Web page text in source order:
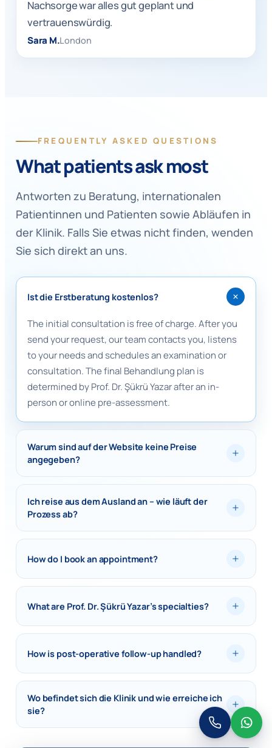
Nachsorge war alles gut geplant und
vertrauenswürdig.
Sara M.London
FREQUENTLY ASKED QUESTIONS
What patients ask most
Antworten zu Beratung, internationalen
Patientinnen und Patienten sowie Abläufen in
der Klinik. Falls Sie etwas nicht finden, wenden
Sie sich direkt an uns.
Ist die Erstberatung kostenlos?
The initial consultation is free of charge. After you
send your request, our team contacts you, listens
to your needs and schedules an examination or
consultation. The final Behandlung plan is
determined by Prof. Dr. Şükrü Yazar after an in-
person or online pre-assessment.
Warum sind auf der Website keine Preise
angegeben?
Ich reise aus dem Ausland an – wie läuft der
Prozess ab?
How do I book an appointment?
What are Prof. Dr. Şükrü Yazar’s specialties?
How is post-operative follow-up handled?
Wo befindet sich die Klinik und wie erreiche ich
sie?